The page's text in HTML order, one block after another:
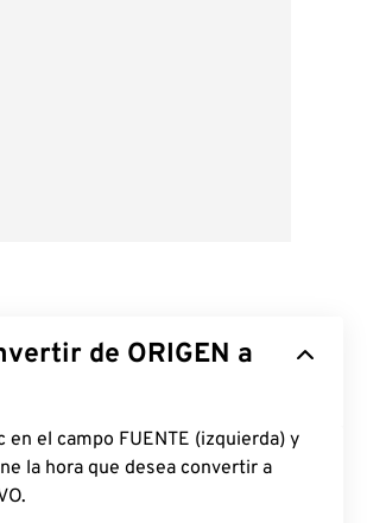
de ORIGEN a
en el campo FUENTE (izquierda) y
la hora que desea convertir a